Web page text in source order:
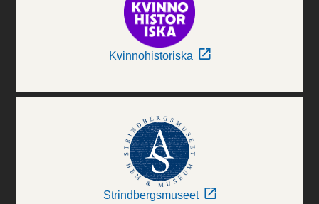
Kvinnohistoriska
Strindbergsmuseet